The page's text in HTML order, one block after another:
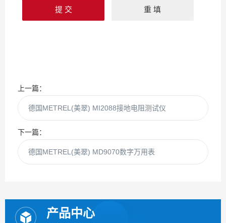
上一篇：
德国METREL(美翠) MI2088接地电阻测试仪
下一篇：
德国METREL(美翠) MD9070数字万用表
产品中心